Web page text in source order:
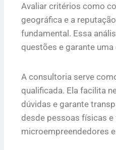
Avaliar critérios como
geográfica e a
fundamental. Essa
questões e garante
A consultoria serve
qualificada. Ela facilita
dúvidas e garante
desde pessoas físicas
microempreendedores